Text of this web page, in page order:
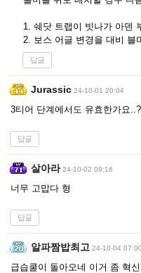
1. 쉐닷 트랩이 빗나가 아덴
2. 보스 어글 변경을 대비 블
답글
Jurassic 24-10-01 20:04
3티어 단계에서도 유효한가요
답글
살아라 24-10-02 09:16
너무 고맙다 형
답글
알파짬밥최고 24-10-04 07:00
급습쿨이 돌아오네 이거 좀 혁